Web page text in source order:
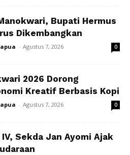
Bupati Hermus
Dikembangkan
- Agustus 7, 2026 0
2026 Dorong
Kreatif Berbasis Kopi
- Agustus 7, 2026 0
Sekda Jan Ayomi Ajak